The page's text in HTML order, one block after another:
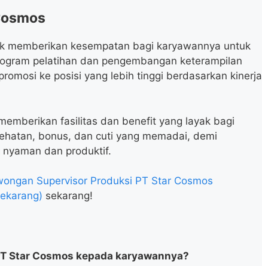
memberikan kesempatan bagi karyawannya untuk
pelatihan dan pengembangan keterampilan
ke posisi yang lebih tinggi berdasarkan kinerja
fasilitas dan benefit yang layak bagi
bonus, dan cuti yang memadai, demi
dan produktif.
Supervisor Produksi PT Star Cosmos
sekarang!
Star Cosmos kepada karyawannya?